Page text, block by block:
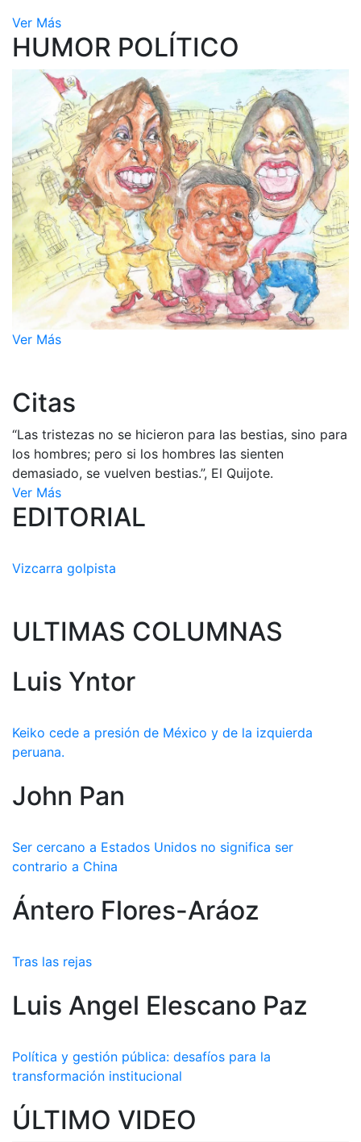
Ver Más
HUMOR POLÍTICO
Ver Más
Citas
“Las tristezas no se hicieron para las bestias, sino para
los hombres; pero si los hombres las sienten
demasiado, se vuelven bestias.”, El Quijote.
Ver Más
EDITORIAL
Vizcarra golpista
ULTIMAS COLUMNAS
Luis Yntor
Keiko cede a presión de México y de la izquierda
peruana.
John Pan
Ser cercano a Estados Unidos no significa ser
contrario a China
Ántero Flores-Aráoz
Tras las rejas
Luis Angel Elescano Paz
Política y gestión pública: desafíos para la
transformación institucional
ÚLTIMO VIDEO